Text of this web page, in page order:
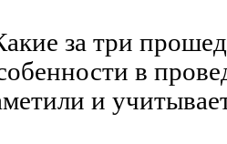
за три
в
и